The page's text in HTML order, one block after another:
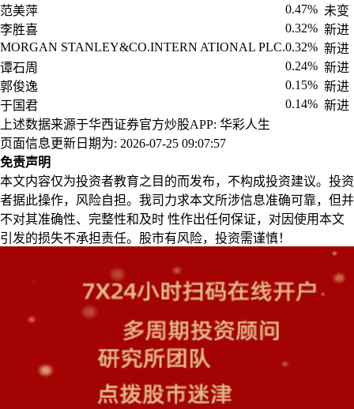
范美萍
0.47% 未变
李胜喜
0.32% 新进
MORGAN STANLEY&CO.INTERN ATIONAL PLC.0.32% 新进
谭石周
0.24% 新进
郭俊逸
0.15% 新进
于国君
0.14% 新进
上述数据来源于华西证券官方炒股APP: 华彩人生
页面信息更新日期为: 2026-07-25 09:07:57
免责声明
本文内容仅为投资者教育之目的而发布，不构成投资建议。投资
者据此操作，风险自担。我司力求本文所涉信息准确可靠，但并
不对其准确性、完整性和及时 性作出任何保证，对因使用本文
引发的损失不承担责任。股市有风险，投资需谨慎！